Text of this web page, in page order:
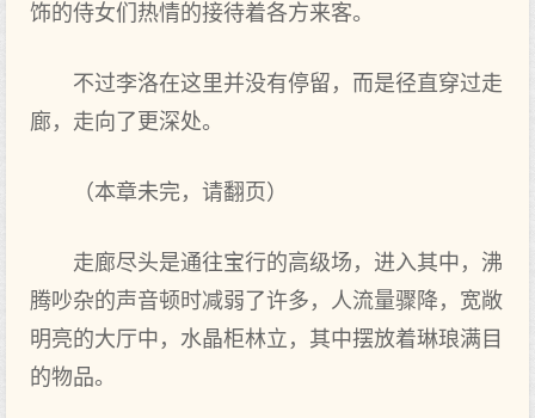
饰的侍女们热情的接待着各方来客。
不过李洛在这里并没有停留，而是径直穿过走
廊，走向了更深处。
（本章未完，请翻页）
走廊尽头是通往宝行的高级场，进入其中，沸
腾吵杂的声音顿时减弱了许多，人流量骤降，宽敞
明亮的大厅中，水晶柜林立，其中摆放着琳琅满目
的物品。